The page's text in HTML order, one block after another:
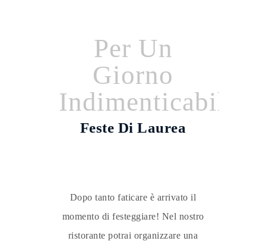
Per Un
Giorno
Indimenticabile
Feste Di Laurea
Dopo tanto faticare è arrivato il
momento di festeggiare! Nel nostro
ristorante potrai organizzare una